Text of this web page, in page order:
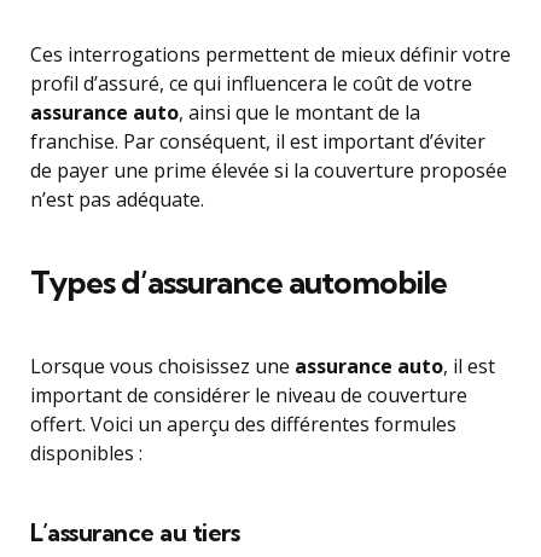
Ces interrogations permettent de mieux définir votre
profil d’assuré, ce qui influencera le coût de votre
assurance auto, ainsi que le montant de la
franchise. Par conséquent, il est important d’éviter
de payer une prime élevée si la couverture proposée
n’est pas adéquate.
Types d’assurance automobile
Lorsque vous choisissez une assurance auto, il est
important de considérer le niveau de couverture
offert. Voici un aperçu des différentes formules
disponibles :
L’assurance au tiers